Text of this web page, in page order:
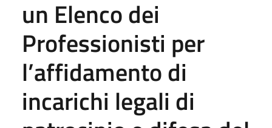
un Elenco dei
Professionisti per
l’affidamento di
incarichi legali di